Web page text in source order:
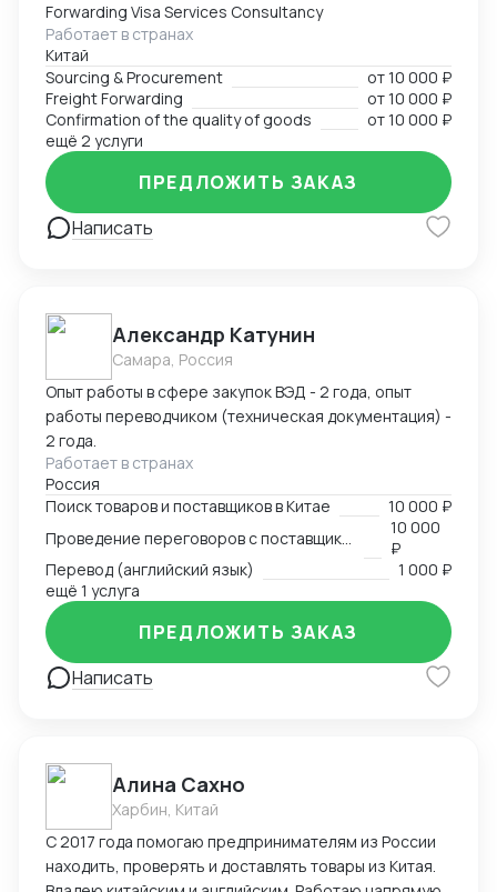
Forwarding Visa Services Consultancy
Работает в странах
Китай
Sourcing & Procurement
от10 000 ₽
Freight Forwarding
от10 000 ₽
Confirmation of the quality of goods
от10 000 ₽
ещё 2 услуги
Написать
ПРЕДЛОЖИТЬ ЗАКАЗ
Александр Катунин
Самара, Россия
Опыт работы в сфере закупок ВЭД - 2 года, опыт
работы переводчиком (техническая документация) -
2 года.
Работает в странах
Россия
Поиск товаров и поставщиков в Китае
10 000 ₽
10 000
₽
Перевод (английский язык)
1 000 ₽
ещё 1 услуга
Написать
ПРЕДЛОЖИТЬ ЗАКАЗ
Алина Сахно
Харбин, Китай
С 2017 года помогаю предпринимателям из России
находить, проверять и доставлять товары из Китая.